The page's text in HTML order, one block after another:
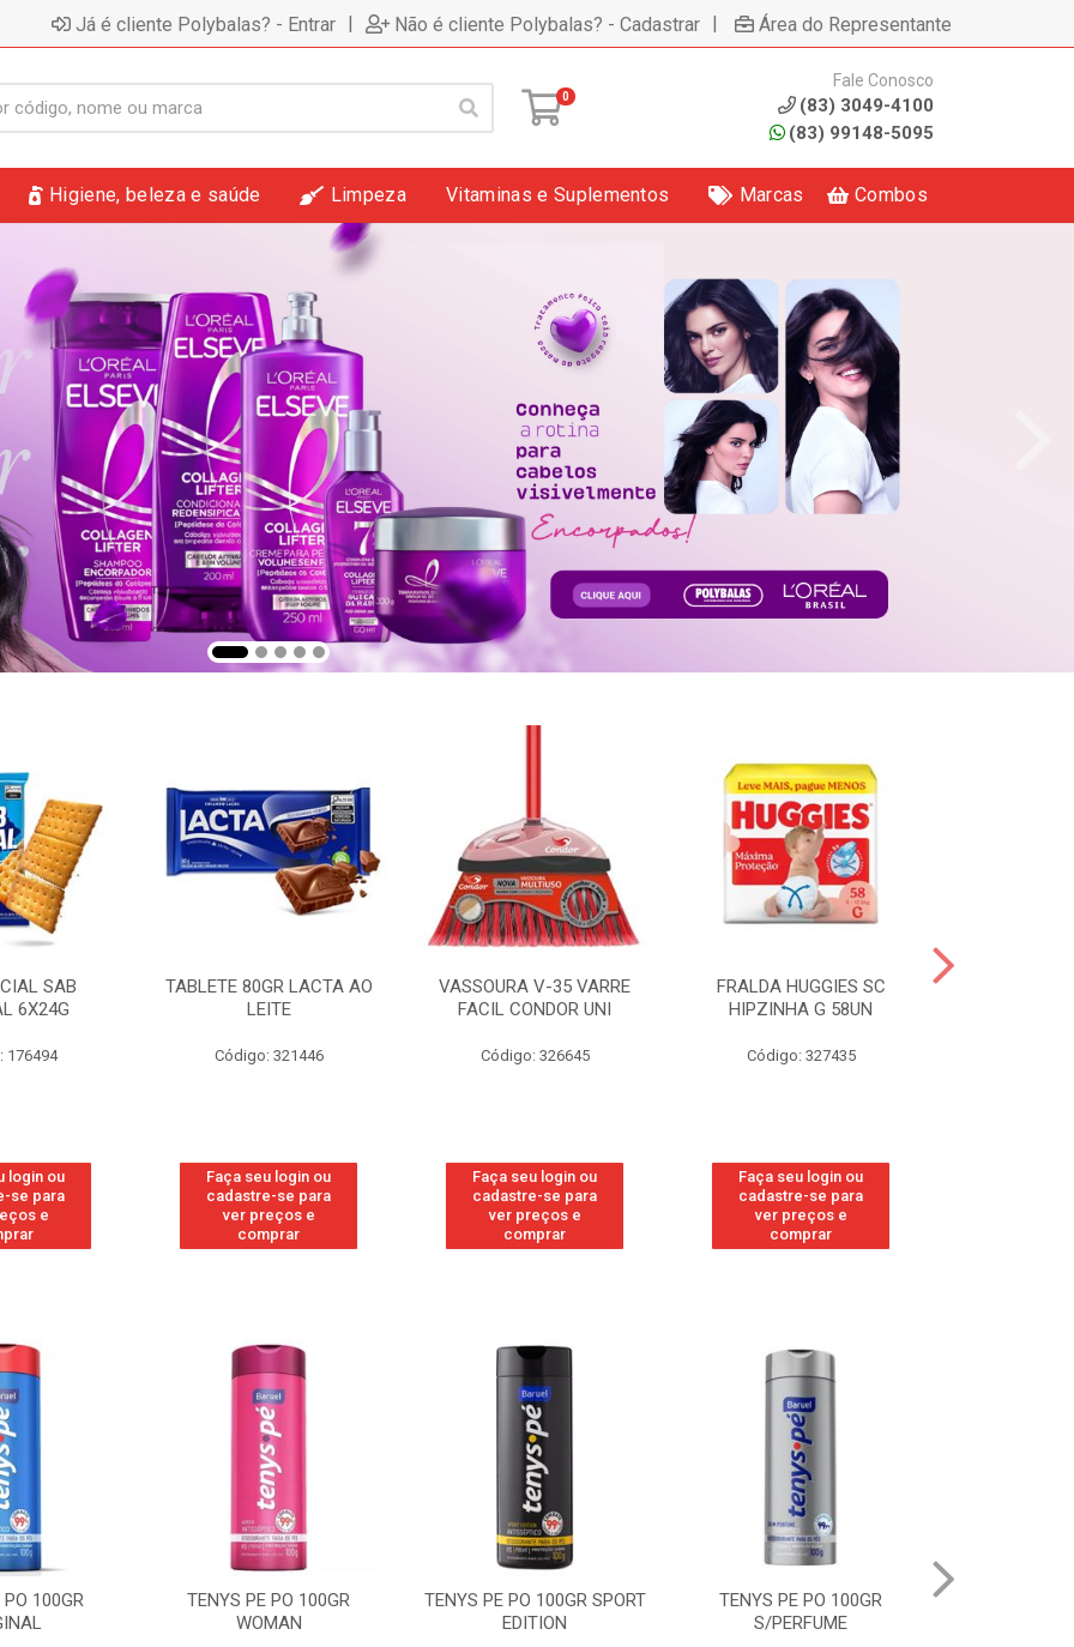
Já é cliente Polybalas? - Entrar | Não é cliente Polybalas? - Cadastrar | Área do Representante
0
Fale Conosco
(83) 3049-4100
(83) 99148-5095
Higiene, beleza e saúde Limpeza Vitaminas e Suplementos Marcas Combos
SAB
6X24G
176494
login ou
se para
e
TABLETE 80GR LACTA AO
LEITE
Código: 321446
Faça seu login ou
cadastre-se para
ver preços e
comprar
VASSOURA V-35 VARRE
FACIL CONDOR UNI
Código: 326645
Faça seu login ou
cadastre-se para
ver preços e
comprar
FRALDA HUGGIES SC
HIPZINHA G 58UN
Código: 327435
Faça seu login ou
cadastre-se para
ver preços e
comprar
100GR
TENYS PE PO 100GR
WOMAN
TENYS PE PO 100GR SPORT
EDITION
TENYS PE PO 100GR
S/PERFUME